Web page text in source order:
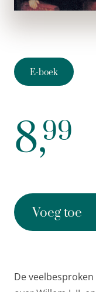
E-boek
8,99
Voeg toe
De